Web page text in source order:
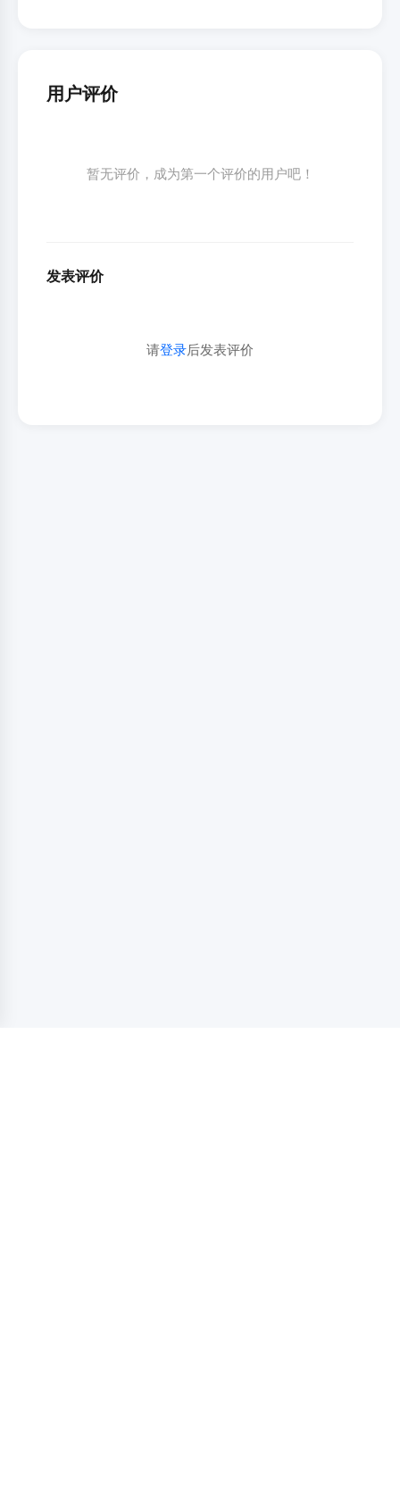
用户评价
暂无评价，成为第一个评价的用户吧！
发表评价
请登录后发表评价